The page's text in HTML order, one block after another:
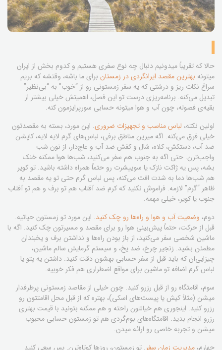
حالا که تقریباً میدونیم دنبال چه نوع سفری هستیم و کدوم بخش از ایران
میتونه بهترین مقصد ایرانگردی در زمستان برای ما باشه، وقتشه که بریم
سراغ نکات ریز و درشتی که یه سفر زمستونی رو از “خوب” به “بی‌نظیر”
تبدیل می‌کنه. برنامه‌ریزی درست تو این فصل، اهمیتش خیلی بیشتر از
بقیه‌ی فصوله، چون آب و هوا میتونه حسابی سورپرایزمون کنه.
اولین نکته، لباس مناسب و تجهیزات ضروری. این مورد، بسته به مقصدتون
خیلی فرق می‌کنه. اگه میرین مناطق برفی، لباس‌های گرم لایه لایه، کاپشن
ضد آب، دستکش، کلاه، شال و کفش ضد آب و عاج‌دار، از نون شب
واجب‌ترن. حتی اگه به جنوب هم سفر می‌کنید، شب‌ها هوا ممکنه خنک
بشه، پس یه ژاکت نازک یا سوییشرت رو حتماً همراه داشته باشید. تو کویر
هم شب‌ها دما به شدت افت می‌کنه، پس لباس گرم حتی تو یه مقصد به
ظاهر “گرم” لازمه. فراموش نکنید که کرم ضد آفتاب هم تو برف و هم تو آفتاب
جنوب یا کویر، خیلی مهمه.
دوم، وضعیت آب و هوا و راه‌ها رو چک کنید. این مورد تو زمستون حیاتیه.
قبل از حرکت، حتماً پیش‌بینی هوا رو برای مقصد و مسیرتون چک کنید. اگه با
ماشین شخصی سفر می‌کنید، از باز بودن راه‌ها و نداشتن برف و یخبندان
مطمئن بشید. زنجیر چرخ، ضد یخ، و سیستم گرمایش سالم ماشین،
چیزایی‌ان که باید قبل از سفر حسابی بهشون دقت کنید. داشتن یه پتو یا
لباس گرم اضافه تو ماشین برای مواقع اضطراری هم فکر خوبیه.
سوم، اقامتگاه رو از قبل رزرو کنید. چون خیلی از مقاصد زمستونی پرطرفدار
میشن (مثلاً کیش یا پیست‌های اسکی)، بهتره که از قبل محل اقامتتون رو
رزرو کنید. اینجوری هم خیالتون راحته و هم ممکنه بتونید با قیمت بهتری
رزرو انجام بدید. اقامتگاه‌های بوم‌گردی هم تو زمستون حسابی محبوب
میشن و تجربه خاصی رو ارائه میدن.
چهارم، مدیریت زمان سفر. تو زمستون، روزها کوتاه‌ترن. پس سعی کنید